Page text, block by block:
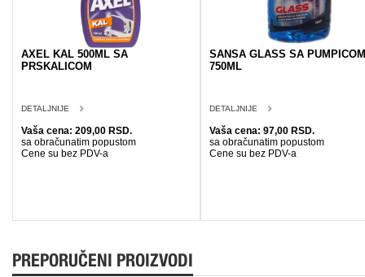
AXEL KAL 500ML SA
PRSKALICOM
DETALJNIJE
Vaša cena: 209,00 RSD.
sa obračunatim popustom
Cene su bez PDV-a
SANSA GLASS SA PUMPICOM
750ML
DETALJNIJE
Vaša cena: 97,00 RSD.
sa obračunatim popustom
Cene su bez PDV-a
PREPORUČENI PROIZVODI